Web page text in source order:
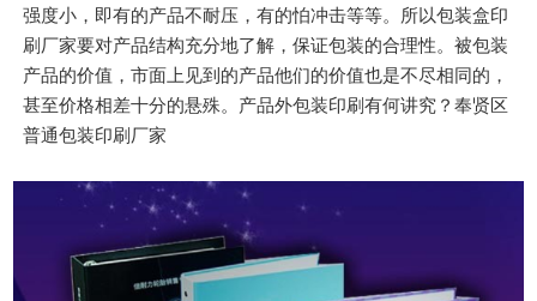
强度小，即有的产品不耐压，有的怕冲击等等。所以包装盒印
刷厂家要对产品结构充分地了解，保证包装的合理性。被包装
产品的价值，市面上见到的产品他们的价值也是不尽相同的，
甚至价格相差十分的悬殊。产品外包装印刷有何讲究？奉贤区
普通包装印刷厂家